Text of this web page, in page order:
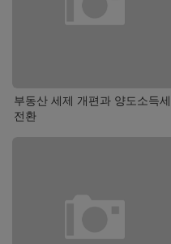
부동산 세제 개편과 양도소득세
전환